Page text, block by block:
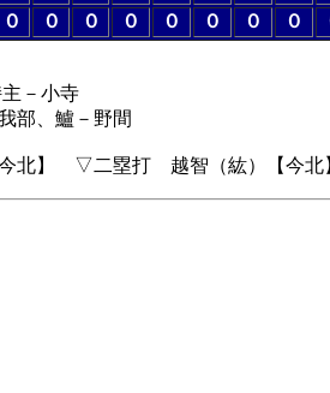
０ ０ ０ ０ ０ ０ ０ ０
－小寺
部、鱸－野間
北】 ▽二塁打 越智（紘）【今